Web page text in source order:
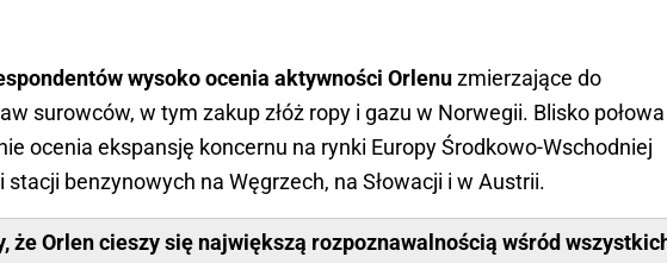
wysoko ocenia aktywności Orlenuzmierzające do
surowców, w tym zakup złóż ropy i gazu w Norwegii. Blisko połowa
ocenia ekspansję koncernu na rynki Europy Środkowo-Wschodniej
stacji benzynowych na Węgrzech, na Słowacji i w Austrii.
że Orlen cieszy się największą rozpoznawalnością wśród